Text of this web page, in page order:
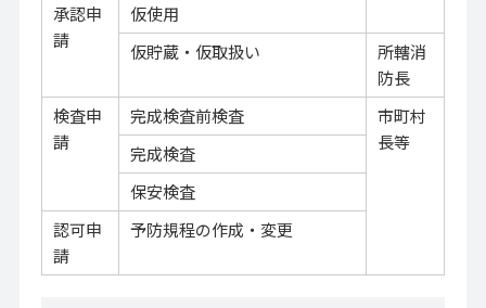
承認申
請
仮使用
仮貯蔵・仮取扱い
所轄消
防長
検査申
請
完成検査前検査
市町村
長等
完成検査
保安検査
認可申
請
予防規程の作成・変更